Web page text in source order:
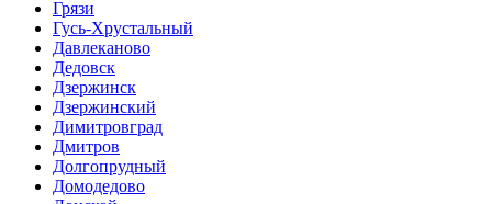
Грязи
Гусь-Хрустальный
Давлеканово
Дедовск
Дзержинск
Дзержинский
Димитровград
Дмитров
Долгопрудный
Домодедово